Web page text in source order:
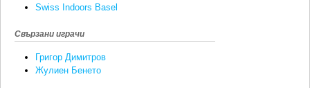
Swiss Indoors Basel
Свързани играчи
Григор Димитров
Жулиен Бенето